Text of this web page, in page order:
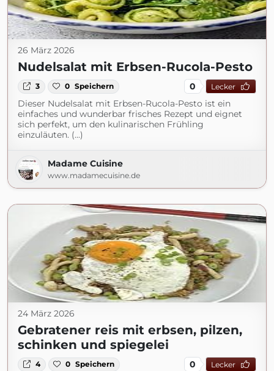
26 März 2026
Nudelsalat mit Erbsen-Rucola-Pesto
3 0 Speichern 0 Lecker
Dieser Nudelsalat mit Erbsen-Rucola-Pesto ist ein
einfaches und wunderbar frisches Rezept und eignet
sich perfekt, um den kulinarischen Frühling
einzuläuten. (...)
Madame Cuisine
www.madamecuisine.de
24 März 2026
Gebratener reis mit erbsen, pilzen,
schinken und spiegelei
4 0 Speichern 0 Lecker